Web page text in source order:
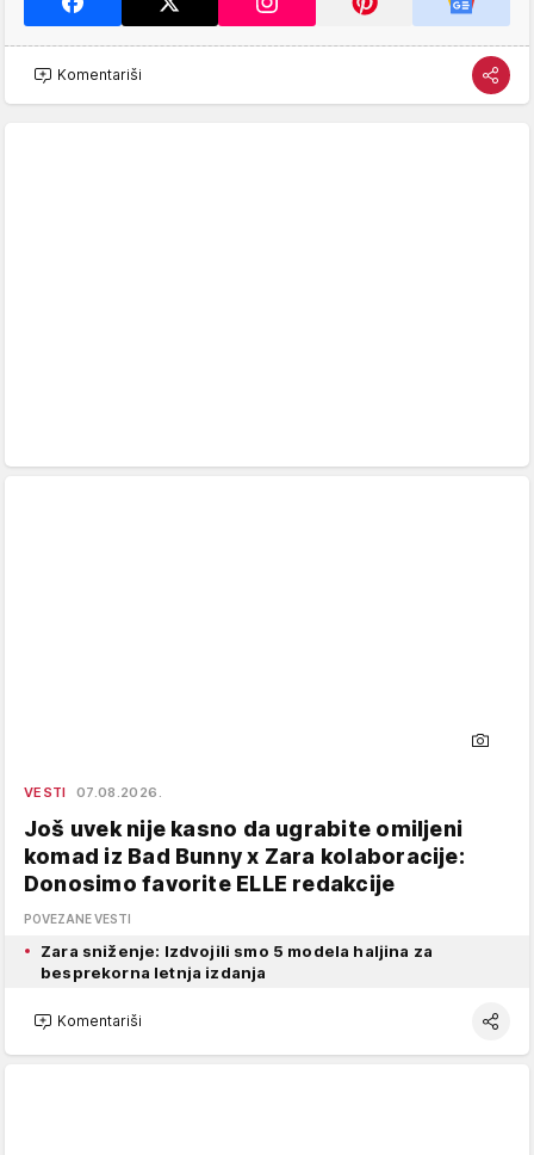
Komentariši
VESTI 07.08.2026.
Još uvek nije kasno da ugrabite omiljeni
komad iz Bad Bunny x Zara kolaboracije:
Donosimo favorite ELLE redakcije
POVEZANE VESTI
Zara sniženje: Izdvojili smo 5 modela haljina za
besprekorna letnja izdanja
Komentariši